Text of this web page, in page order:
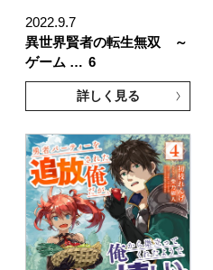
2022.9.7
異世界賢者の転生無双 ～
ゲーム … 6
詳しく見る